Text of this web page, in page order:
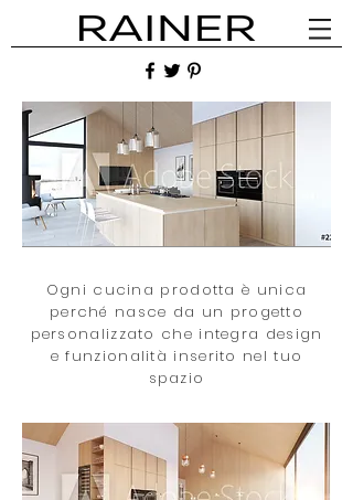
Ogni cucina prodotta è unica
perché nasce da un progetto
personalizzato che integra design
e funzionalità inserito nel tuo
spazio